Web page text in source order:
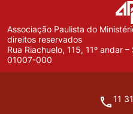
Associação Paulista do
direitos reservados
Rua Riachuelo, 115, 11º andar
01007-000
11